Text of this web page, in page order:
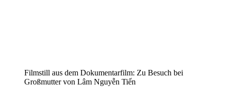
Filmstill aus dem Dokumentarfilm: Zu Besuch bei
Großmutter von Lâm Nguyễn Tiến